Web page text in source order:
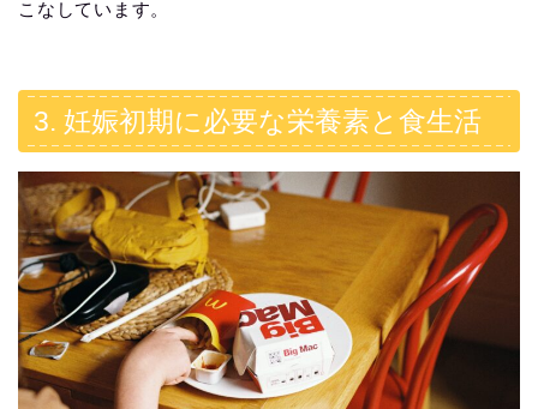
こなしています。
3. 妊娠初期に必要な栄養素と食生活